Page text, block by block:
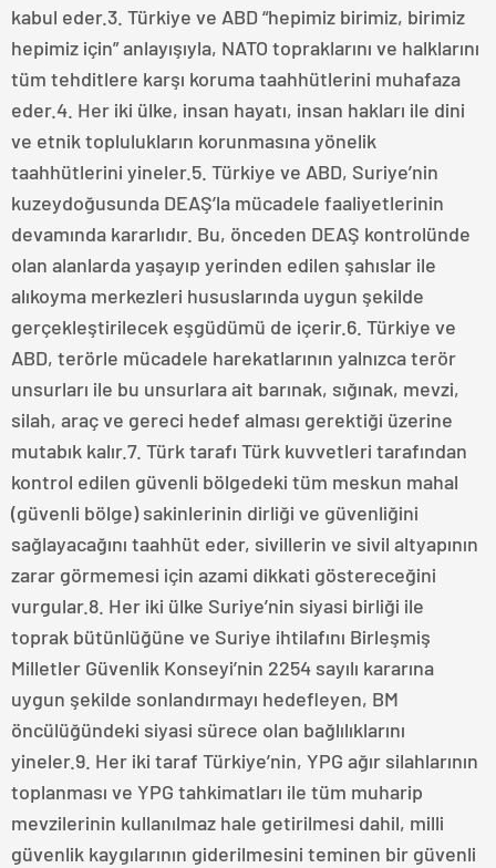
kabul eder.3. Türkiye ve ABD “hepimiz birimiz, birimiz
hepimiz için” anlayışıyla, NATO topraklarını ve halklarını
tüm tehditlere karşı koruma taahhütlerini muhafaza
eder.4. Her iki ülke, insan hayatı, insan hakları ile dini
ve etnik toplulukların korunmasına yönelik
taahhütlerini yineler.5. Türkiye ve ABD, Suriye’nin
kuzeydoğusunda DEAŞ’la mücadele faaliyetlerinin
devamında kararlıdır. Bu, önceden DEAŞ kontrolünde
olan alanlarda yaşayıp yerinden edilen şahıslar ile
alıkoyma merkezleri hususlarında uygun şekilde
gerçekleştirilecek eşgüdümü de içerir.6. Türkiye ve
ABD, terörle mücadele harekatlarının yalnızca terör
unsurları ile bu unsurlara ait barınak, sığınak, mevzi,
silah, araç ve gereci hedef alması gerektiği üzerine
mutabık kalır.7. Türk tarafı Türk kuvvetleri tarafından
kontrol edilen güvenli bölgedeki tüm meskun mahal
(güvenli bölge) sakinlerinin dirliği ve güvenliğini
sağlayacağını taahhüt eder, sivillerin ve sivil altyapının
zarar görmemesi için azami dikkati göstereceğini
vurgular.8. Her iki ülke Suriye’nin siyasi birliği ile
toprak bütünlüğüne ve Suriye ihtilafını Birleşmiş
Milletler Güvenlik Konseyi’nin 2254 sayılı kararına
uygun şekilde sonlandırmayı hedefleyen, BM
öncülüğündeki siyasi sürece olan bağlılıklarını
yineler.9. Her iki taraf Türkiye’nin, YPG ağır silahlarının
toplanması ve YPG tahkimatları ile tüm muharip
mevzilerinin kullanılmaz hale getirilmesi dahil, milli
güvenlik kaygılarının giderilmesini teminen bir güvenli